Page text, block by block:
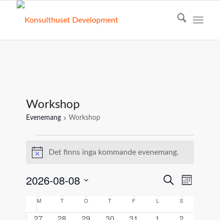
Workshop
Evenemang Workshop
Notis
Det finns inga kommande evenemang.
Search
and
Sök
Månad
2026-08-08
Kalender
Mmåndag Ttisdag O T Ffredag L S